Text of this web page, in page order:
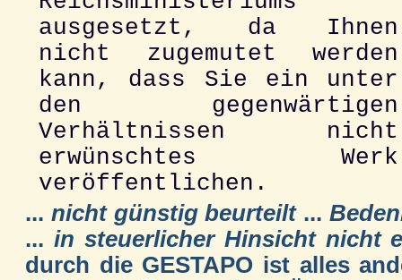
ausgesetzt, da Ihnen
nicht zugemutet werden
kann, dass Sie ein unter
den gegenwärtigen
Verhältnissen nicht
erwünschtes Werk
veröffentlichen.
... nicht günstig beurteilt...
... in steuerlicher Hinsicht nicht
durch die GESTAPO ist alles